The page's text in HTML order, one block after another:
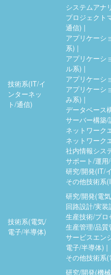
技術系(IT/イ
ンターネッ
ト/通信)
システムアナ
プロジェクト
通信)
アプリケーシ
系)
アプリケーシ
ル系)
アプリケーシ
アプリケーシ
み系)
データベース
サーバー構築/
ネットワーク
ネットワーク
社内情報シス
サポート/運用
研究/開発(IT/
その他技術系
技術系(電気/
電子/半導体)
研究/開発(電
回路設計/実
生産技術/プ
生産管理/品
サービスエン
電子/半導体)
その他技術系
研究/開発(機